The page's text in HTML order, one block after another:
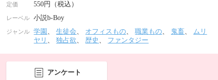
定価 550円（税込）
レーベル 小説b-Boy
ジャンル 学園 、生徒会、 オフィスもの、職業もの、 鬼畜、 ムリ
ヤリ 、独占欲、 歴史 、 ファンタジー
アンケート